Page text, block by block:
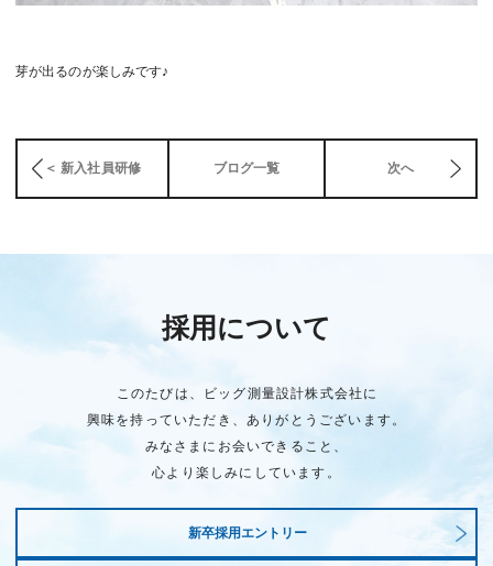
芽が出るのが楽しみです♪
＜ 新入社員研修 ブログ一覧 次へ
採用について
このたびは、ビッグ測量設計株式会社に
興味を持っていただき、ありがとうございます。
みなさまにお会いできること、
心より楽しみにしています。
新卒採用エントリー